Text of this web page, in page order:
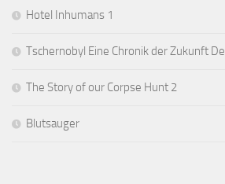
Hotel Inhumans 1
Tschernobyl Eine Chronik der Zukunft
The Story of our Corpse Hunt 2
Blutsauger